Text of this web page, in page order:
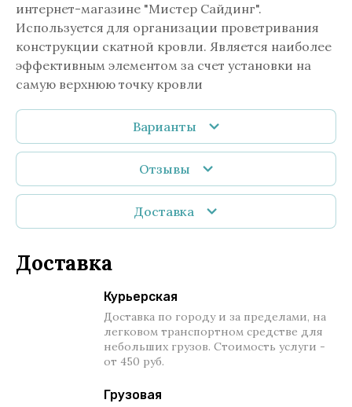
интернет-магазине "Мистер Сайдинг".
Используется для организации проветривания
конструкции скатной кровли. Является наиболее
эффективным элементом за счет установки на
самую верхнюю точку кровли
Варианты
Отзывы
Доставка
Доставка
Курьерская
Доставка по городу и за пределами, на
легковом транспортном средстве для
небольших грузов. Стоимость услуги -
от 450 руб.
Грузовая